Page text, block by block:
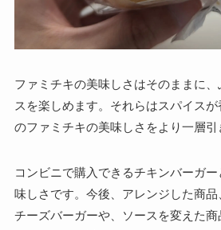
ファミチキの美味しさはそのままに
スを楽しめます。それらはスパイス
のファミチキの美味しさをより一層引
コンビニで購入できるチキンバーガ
味しさです。今後、アレンジした商
チーズバーガーや、ソースを変えた